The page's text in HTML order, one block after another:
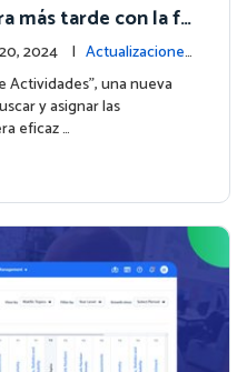
más tarde con la fu
20, 2024 | Actualizaciones
Actividades", una nueva
y asignar las
eficaz …